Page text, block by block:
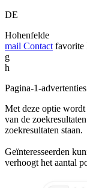
DE
Hohenfelde
mail Contact favorite
g
h
Pagina-1-advertenties
Met deze optie
van de
zoekresultaten staan.
Geïnteresseerden
verhoogt het aantal